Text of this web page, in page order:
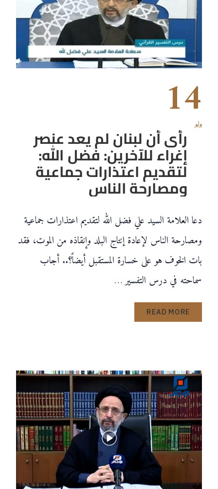
14
يوليو
رأى أن لبنان لم يعد عنصر
إغراء للآخرين: فضل الله:
لتقديم اعتذارات جماعية
ومصارحة الناس
دعا العلامة السيد علي فضل الله لتقديم اعتذارات جماعية
ومصارحة الناس لإعادة إنتاج البلد وإنقاذه من الموت، فقد
بات الخوف هو على خسارة المستقبل أيضاً؟.. أجاب
سماحته في درس التفسير …
READ MORE